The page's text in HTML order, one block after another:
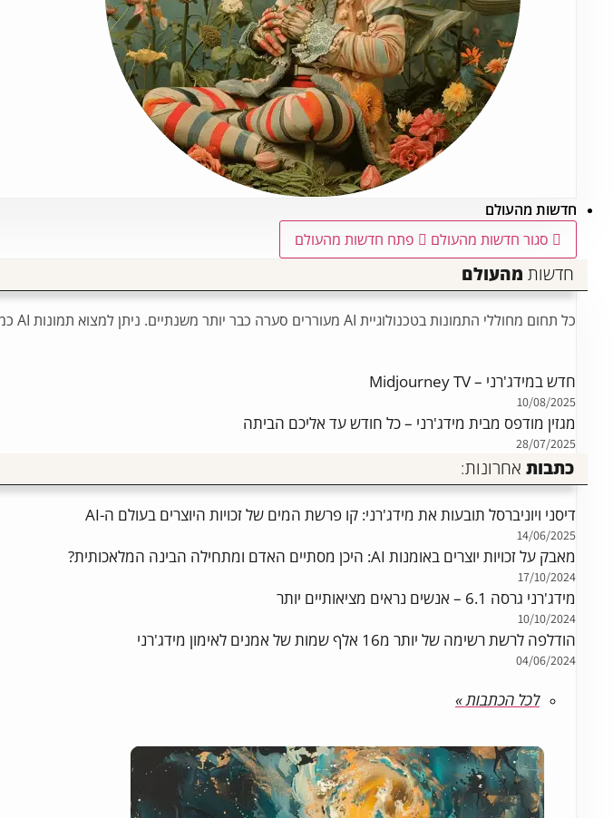
חדשות מהעולם
סגור חדשות מהעולם
פתח חדשות מהעולם
חדשות מהעולם
כל תחום מחוללי התמונות בטכנולוגיית AI מעוררים סערה כבר יותר משנתיים. ניתן למצוא תמונות AI כמעט בכל מקום ומידג'רני בתור מובילה בתחום נמצאת ב"לב" הסערה.
חדש במידג'רני – Midjourney TV
10/08/2025
מגזין מודפס מבית מידג'רני – כל חודש עד אליכם הביתה
28/07/2025
כתבותאחרונות:
דיסני ויוניברסל תובעות את מידג'רני: קו פרשת המים של זכויות היוצרים בעולם ה-AI
14/06/2025
מאבק על זכויות יוצרים באומנות AI: היכן מסתיים האדם ומתחילה הבינה המלאכותית?
17/10/2024
מידג'רני גרסה 6.1 – אנשים נראים מציאותיים יותר
10/10/2024
הודלפה לרשת רשימה של יותר מ16 אלף שמות של אמנים לאימון מידג'רני
04/06/2024
לכל הכתבות »